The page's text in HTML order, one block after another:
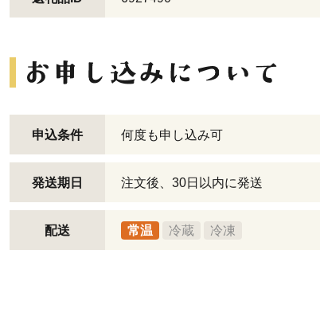
申込条件 何度も申し込み可
発送期日 注文後、30日以内に発送
配送 常温 冷蔵 冷凍